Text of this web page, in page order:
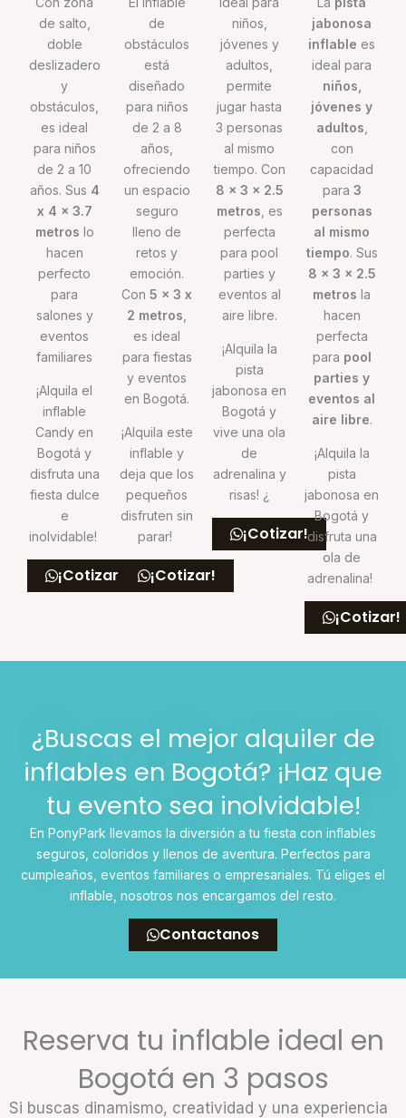
de salto,
doble
deslizadero
y
obstáculos,
es ideal
para niños
de 2 a 10
años. Sus 4
x 4 x 3.7
metros lo
hacen
perfecto
para
salones y
eventos
familiares
¡Alquila el
inflable
Candy en
Bogotá y
disfruta una
fiesta dulce
e
inolvidable!
¡Cotizar!
de
obstáculos
está
diseñado
para niños
de 2 a 8
años,
ofreciendo
un espacio
seguro
lleno de
retos y
emoción.
Con 5 x 3 x
2 metros
es ideal
para fiestas
y eventos
en Bogotá.
¡Alquila este
inflable y
deja que los
pequeños
disfruten sin
parar!
¡Cotizar!
niños,
jóvenes y
adultos,
permite
jugar hasta
3 personas
al mismo
tiempo. Con
8 x 3 x 2.5
metros , es
perfecta
para pool
parties y
eventos al
aire libre.
¡Alquila la
pista
jabonosa en
Bogotá y
vive una ola
de
adrenalina y
risas! ¿
¡Cotizar!
jabonosa
inflable es
ideal para
niños,
jóvenes y
adultos
con
capacidad
para 3
personas
al mismo
tiempo. Sus
8 x 3 x 2.5
metros la
hacen
perfecta
para pool
parties y
eventos al
aire libre.
¡Alquila la
pista
jabonosa en
Bogotá y
disfruta una
ola de
adrenalina!
¡Cotizar!
¿Buscas el mejor alquiler de
inflables en Bogotá? ¡Haz que
tu evento sea inolvidable!
En PonyPark llevamos la diversión a tu fiesta con inflables
seguros, coloridos y llenos de aventura. Perfectos para
cumpleaños, eventos familiares o empresariales. Tú eliges el
inflable, nosotros nos encargamos del resto.
Contactanos
Reserva tu inflable ideal en
Bogotá en 3 pasos
Si buscas dinamismo, creatividad y una experiencia